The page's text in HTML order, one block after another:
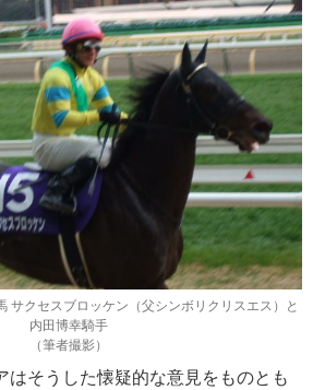
サクセスブロッケン（父シンボリクリスエス）と
内田博幸騎手
（筆者撮影）
はそうした懐疑的な意見をものとも